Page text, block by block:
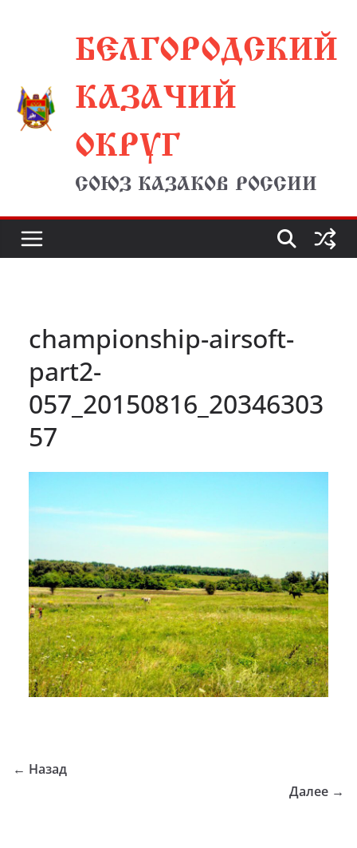
содержимомуБЕЛГОРОДСКИЙ
КАЗАЧИЙ
ОКРУГ
СОЮЗ КАЗАКОВ РОССИИ
championship-airsoft-
part2-
057_20150816_20346303
57
← Назад
Далее →